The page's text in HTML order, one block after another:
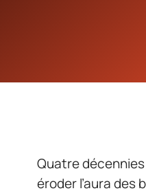
Quatre
éroder l’aura des